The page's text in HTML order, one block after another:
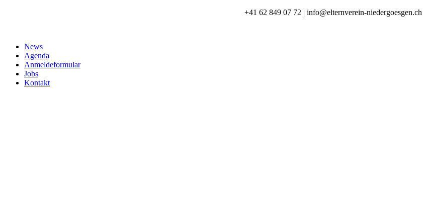
+41 62 849 07 72 | info@elternverein-niedergoesgen.ch
News
Agenda
Anmeldeformular
Jobs
Kontakt